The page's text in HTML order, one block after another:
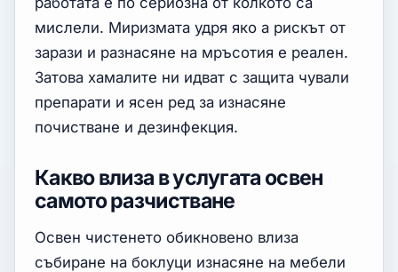
мислели. Миризмата удря яко а рискът от
зарази и разнасяне на мръсотия е реален.
Затова хамалите ни идват с защита чували
препарати и ясен ред за изнасяне
почистване и дезинфекция.
Какво влиза в услугата освен
самото разчистване
Освен чистенето обикновено влиза
събиране на боклуци изнасяне на мебели